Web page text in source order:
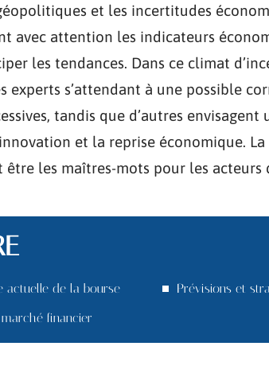
et les incertitudes
avec attention les indicateurs
les tendances. Dans ce climat
experts s’attendant à une possible
tandis que d’autres
et la reprise économique.
les maîtres-mots pour les acteurs
actuelle de la bourse
financier
Prévisions et